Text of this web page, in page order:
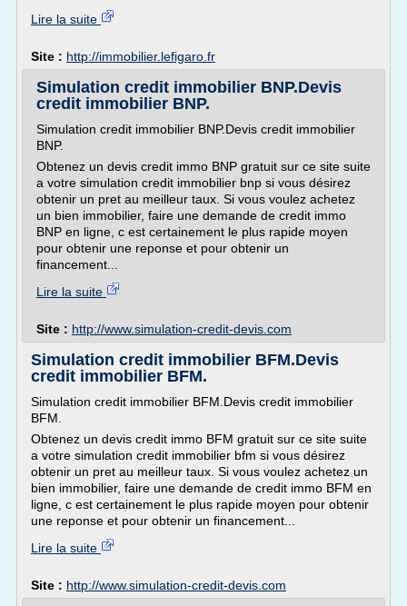
Lire la suite
Site : http://immobilier.lefigaro.fr
Simulation credit immobilier BNP.Devis
credit immobilier BNP.
Simulation credit immobilier BNP.Devis credit immobilier
BNP.
Obtenez un devis credit immo BNP gratuit sur ce site suite
a votre simulation credit immobilier bnp si vous désirez
obtenir un pret au meilleur taux. Si vous voulez achetez
un bien immobilier, faire une demande de credit immo
BNP en ligne, c est certainement le plus rapide moyen
pour obtenir une reponse et pour obtenir un
financement...
Lire la suite
Site : http://www.simulation-credit-devis.com
Simulation credit immobilier BFM.Devis
credit immobilier BFM.
Simulation credit immobilier BFM.Devis credit immobilier
BFM.
Obtenez un devis credit immo BFM gratuit sur ce site suite
a votre simulation credit immobilier bfm si vous désirez
obtenir un pret au meilleur taux. Si vous voulez achetez un
bien immobilier, faire une demande de credit immo BFM en
ligne, c est certainement le plus rapide moyen pour obtenir
une reponse et pour obtenir un financement...
Lire la suite
Site : http://www.simulation-credit-devis.com